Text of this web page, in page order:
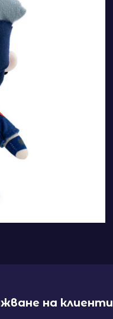
на клиенти